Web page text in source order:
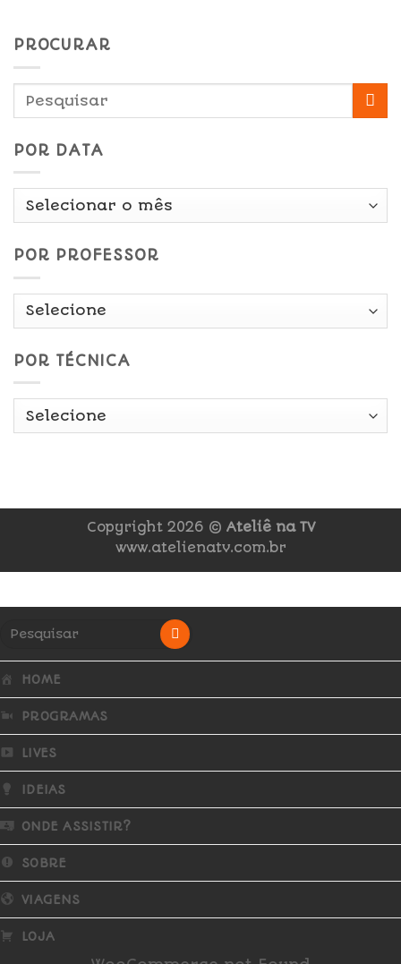
PROCURAR
POR DATA
Por
POR PROFESSOR
POR TÉCNICA
Copyright 2026 © Ateliê na TV
www.atelienatv.com.br
HOME
PROGRAMAS
LIVES
IDEIAS
ONDE ASSISTIR?
SOBRE
VIAGENS
LOJA